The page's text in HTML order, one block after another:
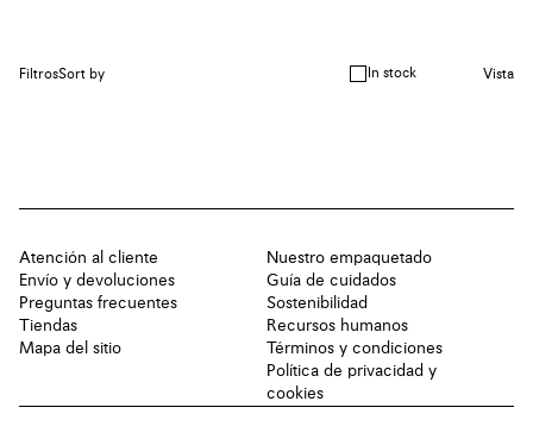
FiltrosSort by In stock Vista
Atención al cliente
Envío y devoluciones
Preguntas frecuentes
Tiendas
Mapa del sitio
Nuestro empaquetado
Guía de cuidados
Sostenibilidad
Recursos humanos
Términos y condiciones
Política de privacidad y
cookies